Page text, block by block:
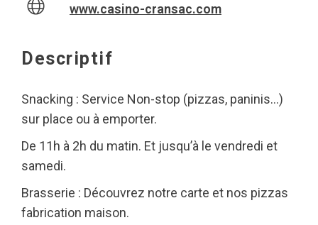
www.casino-cransac.com
Descriptif
Snacking : Service Non-stop (pizzas, paninis…)
sur place ou à emporter.
De 11h à 2h du matin. Et jusqu’à le vendredi et
samedi.
Brasserie : Découvrez notre carte et nos pizzas
fabrication maison.